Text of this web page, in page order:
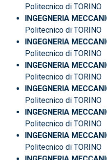
Politecnico di TORINO
INGEGNERIA
Politecnico di TORINO
INGEGNERIA
Politecnico di TORINO
INGEGNERIA
Politecnico di TORINO
INGEGNERIA
Politecnico di TORINO
INGEGNERIA
Politecnico di TORINO
INGEGNERIA
Politecnico di TORINO